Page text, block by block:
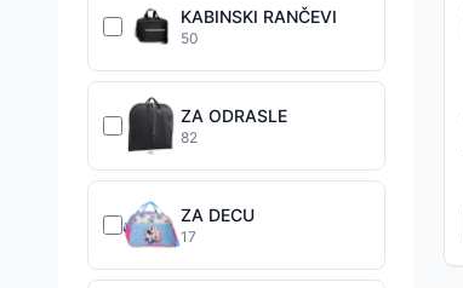
KABINSKI RANČEVI
50
ZA ODRASLE
82
ZA DECU
17